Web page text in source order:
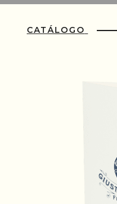
CATÁLOGO